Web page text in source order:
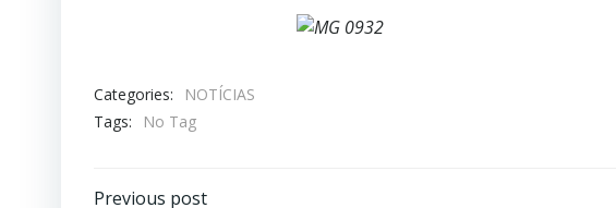
Categories:
NOTÍCIAS
Tags:
No Tag
Previous post